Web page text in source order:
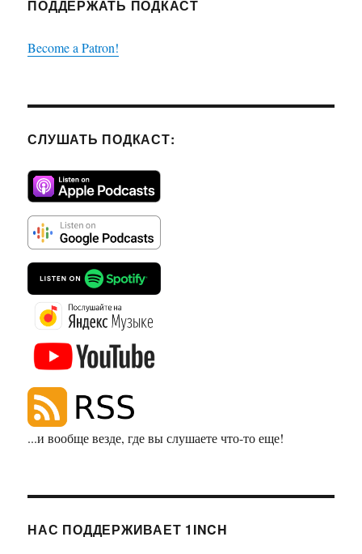
ПОДДЕРЖАТЬ ПОДКАСТ
Become a Patron!
СЛУШАТЬ ПОДКАСТ:
...и вообще везде, где вы слушаете что-то еще!
НАС ПОДДЕРЖИВАЕТ 1INCH